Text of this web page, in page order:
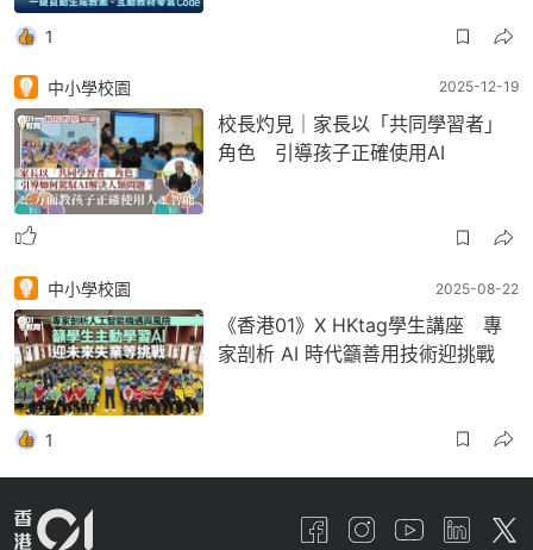
1
中小學校園 2025-12-19
校長灼見｜家長以「共同學習者」
角色 引導孩子正確使用AI
中小學校園 2025-08-22
《香港01》X HKtag學生講座 專
家剖析 AI 時代籲善用技術迎挑戰
1